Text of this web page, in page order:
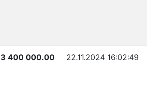
3 400 000.00 22.11.2024 16:02:49